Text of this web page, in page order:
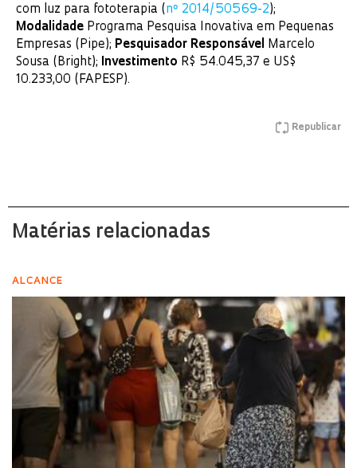
com luz para fototerapia ( nº 2014/50569-2);
Modalidade Programa Pesquisa Inovativa em Pequenas
Empresas (Pipe); Pesquisador Responsável Marcelo
Sousa (Bright); Investimento R$ 54.045,37 e US$
10.233,00 (FAPESP).
Republicar